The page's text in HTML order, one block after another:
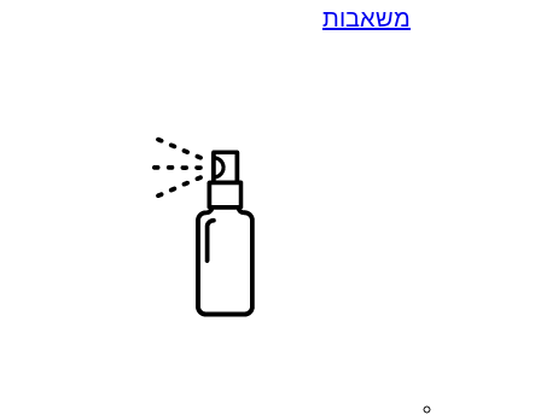
משאבות